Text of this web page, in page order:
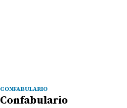
CONFABULARIO
Confabulario